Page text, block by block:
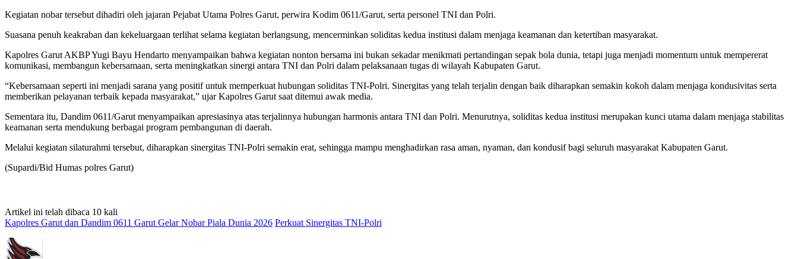
Kegiatan nobar tersebut dihadiri oleh jajaran Pejabat Utama Polres Garut, perwira Kodim 0611/Garut, serta personel TNI dan Polri.
Suasana penuh keakraban dan kekeluargaan terlihat selama kegiatan berlangsung, mencerminkan soliditas kedua institusi dalam menjaga keamanan dan ketertiban masyarakat.
Kapolres Garut AKBP Yugi Bayu Hendarto menyampaikan bahwa kegiatan nonton bersama ini bukan sekadar menikmati pertandingan sepak bola dunia, tetapi juga menjadi momentum untuk mempererat
komunikasi, membangun kebersamaan, serta meningkatkan sinergi antara TNI dan Polri dalam pelaksanaan tugas di wilayah Kabupaten Garut.
“Kebersamaan seperti ini menjadi sarana yang positif untuk memperkuat hubungan soliditas TNI-Polri. Sinergitas yang telah terjalin dengan baik diharapkan semakin kokoh dalam menjaga kondusivitas serta
memberikan pelayanan terbaik kepada masyarakat,” ujar Kapolres Garut saat ditemui awak media.
Sementara itu, Dandim 0611/Garut menyampaikan apresiasinya atas terjalinnya hubungan harmonis antara TNI dan Polri. Menurutnya, soliditas kedua institusi merupakan kunci utama dalam menjaga stabilitas
keamanan serta mendukung berbagai program pembangunan di daerah.
Melalui kegiatan silaturahmi tersebut, diharapkan sinergitas TNI-Polri semakin erat, sehingga mampu menghadirkan rasa aman, nyaman, dan kondusif bagi seluruh masyarakat Kabupaten Garut.
(Supardi/Bid Humas polres Garut)
Artikel ini telah dibaca 10 kali
Kapolres Garut dan Dandim 0611 Garut Gelar Nobar Piala Dunia 2026 Perkuat Sinergitas TNI-Polri